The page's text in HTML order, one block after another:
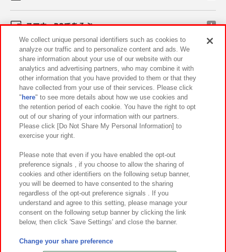
スマホ・PCであそぶ
イベント・キャンペーン
関連会社 サステナビリティ サイトポリシー
プライバシーポリシー ウェブアクセシビリティ方針と検証結果
お取引先さまとともに
カスタマーハラスメント対応方針 よくあるご質問・お問い合わせ
©Bandai Namco Amusement Inc.
©Bandai Namco Amusement Lab Inc.
We collect unique personal identifiers such as cookies to
analyze our traffic and to personalize content and ads. We
share information about your use of our website with our
analytics and advertising partners, who may combine it with
other information that you have provided to them or that they
have collected from your use of their services. Please click
" here" to see more details about how we use cookies and
the retention period of each cookie. You have the right to opt
out of our sharing of your information with our partners.
Please click [Do Not Share My Personal Information] to
exercise your right.
Please note that even if you have enabled the opt-out
preference signals , if you choose to allow the sharing of
cookies and other identifiers on the following setup banner,
you will be deemed to have consented to the sharing
regardless of the opt-out preference signals . If you
understand and agree to this setting, please manage your
consent on the following setup banner by clicking the link
below, then click 'Save Settings' and close the banner.
Change your share preference